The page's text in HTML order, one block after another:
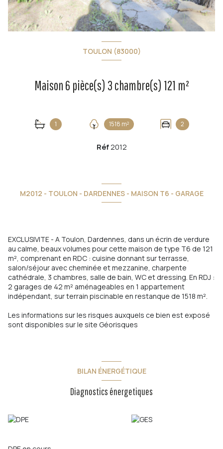
TOULON (83000)
Maison 6 pièce(s) 3 chambre(s) 121 m²
1 1518 m² 2
Réf2012
M2012 - TOULON - DARDENNES - MAISON T6 - GARAGE
EXCLUSIVITE - A Toulon, Dardennes, dans un écrin de verdure
au calme, beaux volumes pour cette maison de type T6 de 121
m², comprenant en RDC : cuisine donnant sur terrasse,
salon/séjour avec cheminée et mezzanine, charpente
cathédrale, 3 chambres, salle de bain, WC et dressing. En RDJ :
2 garages de 42 m² aménageables en 1 appartement
indépendant, sur terrain piscinable en restanque de 1518 m².
Les informations sur les risques auxquels ce bien est exposé
sont disponibles sur le site Géorisques
BILAN ÉNERGÉTIQUE
Diagnostics énergetiques